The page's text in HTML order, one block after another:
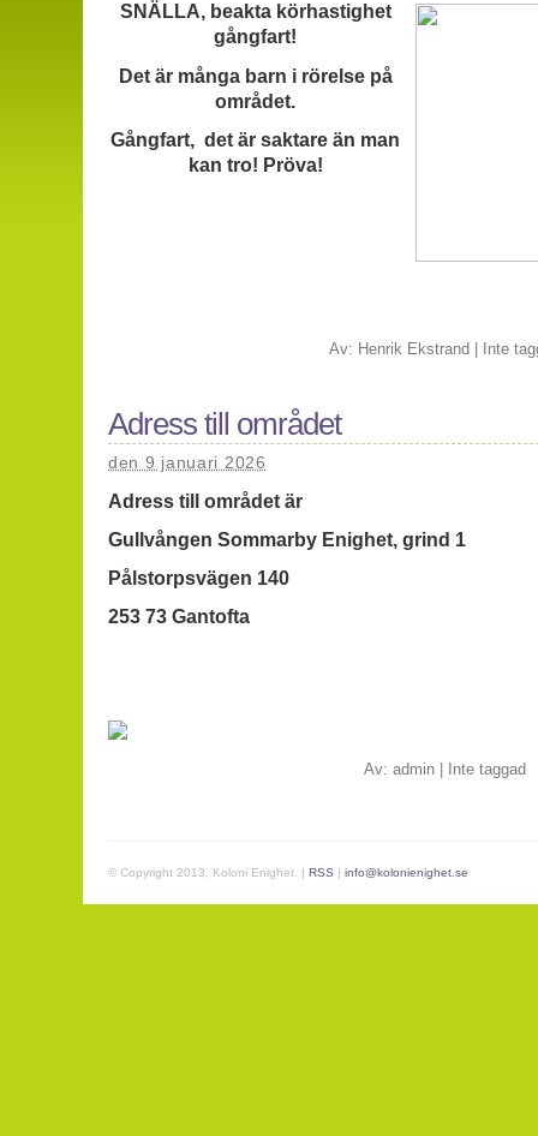
SNÄLLA, beakta körhastighet
gångfart!
Det är många barn i rörelse på
området.
Gångfart, det är saktare än man
kan tro! Pröva!
Av: Henrik Ekstrand|Inte
Adress till området
den 9 januari 2026
Adress till området är
Gullvången Sommarby Enighet, grind 1
Pålstorpsvägen 140
253 73 Gantofta
Av: admin| Inte taggad
© Copyright 2013, Koloni Enighet. | RSS | info@kolonienighet.se